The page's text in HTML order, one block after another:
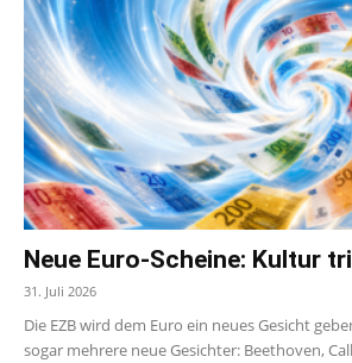
Neue Euro-Scheine: Kultur
31. Juli 2026
Die EZB wird dem Euro ein neues Gesicht
sogar mehrere neue Gesichter: Beethoven,